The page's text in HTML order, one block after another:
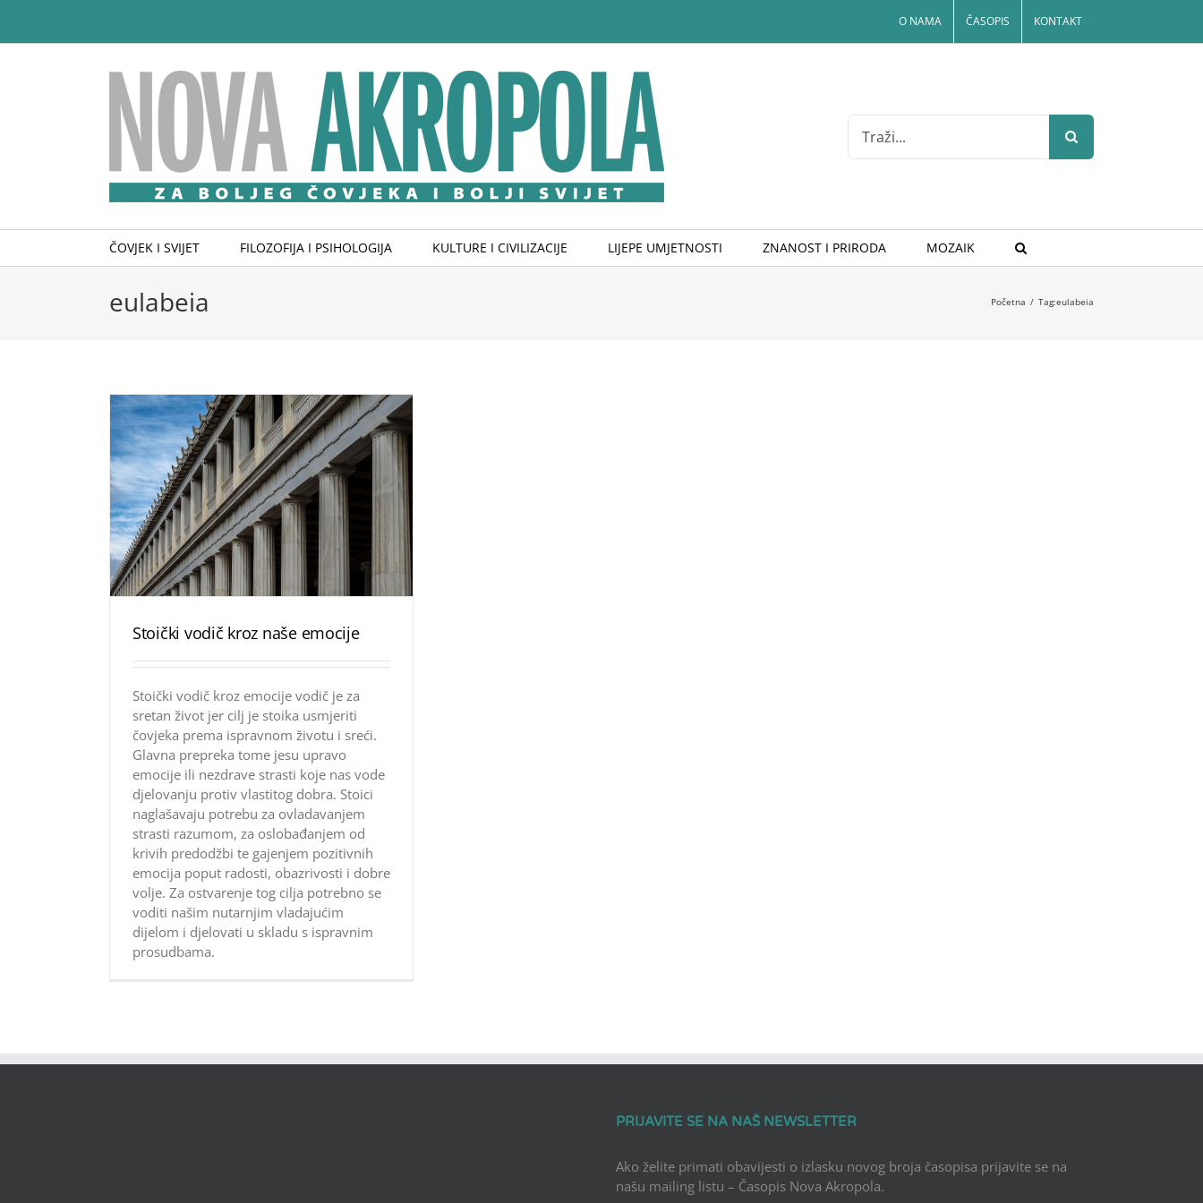
content
O NAMA ČASOPIS KONTAKT
Search
for:
ČOVJEK I SVIJET FILOZOFIJA I PSIHOLOGIJA KULTURE I CIVILIZACIJE LIJEPE UMJETNOSTI ZNANOST I PRIRODA MOZAIK
eulabeia Početna / Tag:eulabeia
Stoički vodič kroz naše emocije
Stoički vodič kroz emocije vodič je za
sretan život jer cilj je stoika usmjeriti
čovjeka prema ispravnom životu i sreći.
Glavna prepreka tome jesu upravo
emocije ili nezdrave strasti koje nas vode
djelovanju protiv vlastitog dobra. Stoici
naglašavaju potrebu za ovladavanjem
strasti razumom, za oslobađanjem od
krivih predodžbi te gajenjem pozitivnih
emocija poput radosti, obazrivosti i dobre
volje. Za ostvarenje tog cilja potrebno se
voditi našim nutarnjim vladajućim
dijelom i djelovati u skladu s ispravnim
prosudbama.
PRIJAVITE SE NA NAŠ NEWSLETTER
Ako želite primati obavijesti o izlasku novog broja časopisa prijavite se na
našu mailing listu – Časopis Nova Akropola.